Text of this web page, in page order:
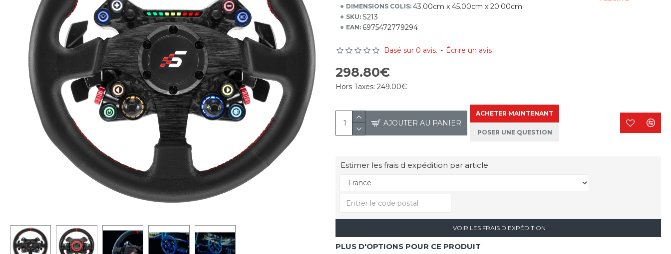
DIMENSIONS COLIS: 43.00cm x 45.00cm x 20.00cm
SKU: S213
EAN: 6975472779294
Basé sur 0 avis. - Écrire un avis
298.80€
Hors Taxes: 249.00€
AJOUTER AU PANIER
ACHETER MAINTENANT
POSER UNE QUESTION
Estimer les frais d expédition par article
VOIR LES FRAIS D EXPÉDITION
PLUS D'OPTIONS POUR CE PRODUIT